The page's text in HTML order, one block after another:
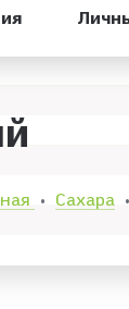
• Сахара •